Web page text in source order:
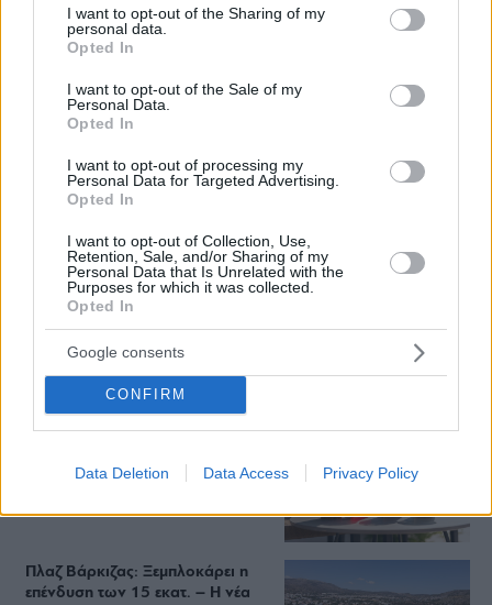
not limited to your visit or usage behaviour. You may click to
grant or deny consent to Google and its third-party tags to
use your data for below specified purposes in below Google
consent section.
I want to opt-out of the Sharing of my
personal data.
Opted In
I want to opt-out of the Sale of my
Personal Data.
Opted In
I want to opt-out of processing my
Personal Data for Targeted Advertising.
Opted In
I want to opt-out of Collection, Use,
Retention, Sale, and/or Sharing of my
Personal Data that Is Unrelated with the
Purposes for which it was collected.
Opted In
Google consents
CONFIRM
Data Deletion Data Access Privacy Policy
ρίζωσε) σε ένα αθέατο οικόπεδο στην Ανάβυσσο
Από brunch μέχρι δείπνο δίπλα
στο κύμα: Γιατί στο Bolivar πας
(και) για το φαγητό του
Περιπέτεια, χαλάρωση ή δροσιά;
πίνεις όλο το καλοκαίρι στα
Πλαζ Βάρκιζας: Ξεμπλοκάρει η
επένδυση των 15 εκατ. – Η νέα